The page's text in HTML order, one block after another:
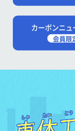
カーボンニ
会員限